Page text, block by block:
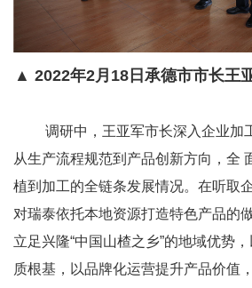
▲ 2022年2月 18日承德市市长王
调研中，王亚军市长深入企业加
从生产流程规范到产品创新方向，全
植到加工的全链条发展情况。在听取
对瑞泰依托本地资源打造特色产品的
立足兴隆“中国山楂之乡”的地域优势
质根基，以品牌化运营提升产品价值